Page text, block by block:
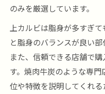
のみを厳選しています。
上カルビは脂身が多すぎ
と脂身のバランスが良い部
また、信頼できる店舗で
す。焼肉牛炭のような専
位や特徴を説明してくれ